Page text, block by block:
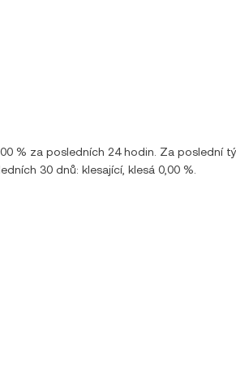
% za posledních 24 hodin. Za poslední
30 dnů: klesající, klesá 0,00 %.